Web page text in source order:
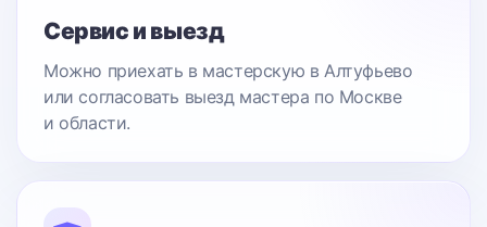
Сервис и выезд
Можно приехать в мастерскую в Алтуфьево
или согласовать выезд мастера по Москве
и области.